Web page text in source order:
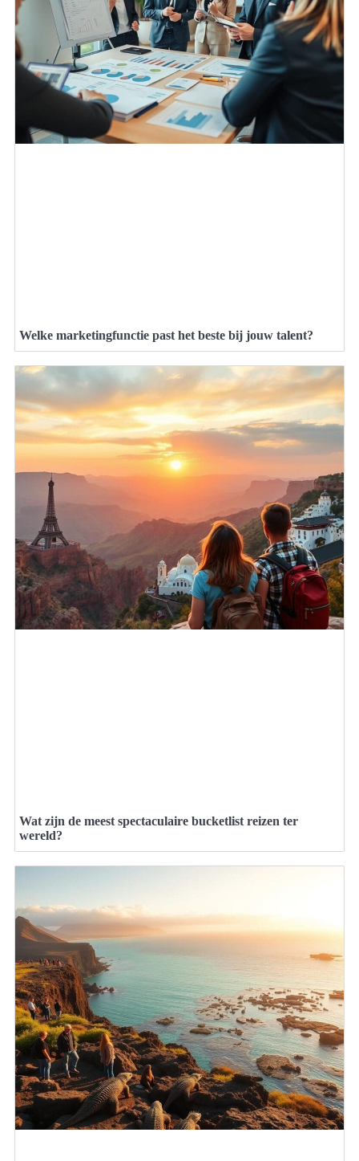
Welke marketingfunctie past het beste bij jouw talent?
Wat zijn de meest spectaculaire bucketlist reizen ter
wereld?